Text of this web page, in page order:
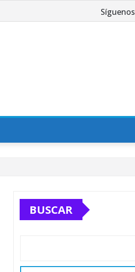
Síguenos
BUSCAR